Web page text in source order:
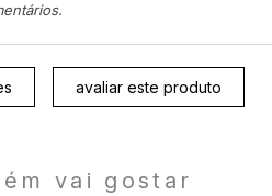
avaliar este produto
vai gostar